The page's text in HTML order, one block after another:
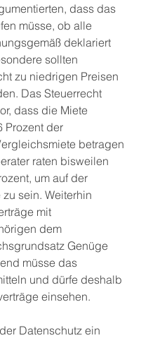
dass das
müsse, ob alle
deklariert
sollten
zu niedrigen Preisen
Das Steuerrecht
dass die Miete
Prozent der
betragen
raten bisweilen
um auf der
sein. Weiterhin
mit
dem
Genüge
müsse das
und dürfe deshalb
einsehen.
Datenschutz ein